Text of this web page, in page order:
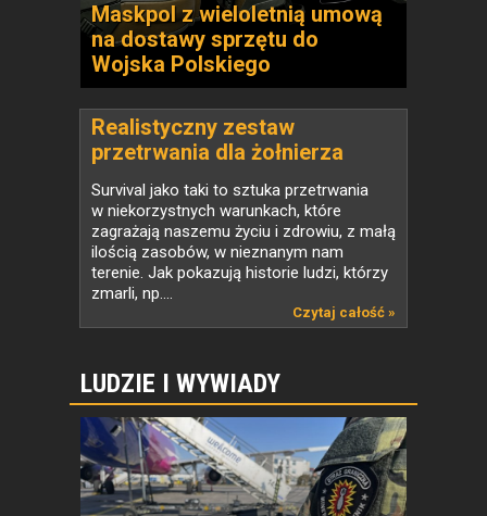
Maskpol z wieloletnią umową
na dostawy sprzętu do
Wojska Polskiego
Realistyczny zestaw
przetrwania dla żołnierza
piechoty
Survival jako taki to sztuka przetrwania
w niekorzystnych warunkach, które
zagrażają naszemu życiu i zdrowiu, z małą
ilością zasobów, w nieznanym nam
terenie. Jak pokazują historie ludzi, którzy
zmarli, np....
Czytaj całość »
LUDZIE I WYWIADY